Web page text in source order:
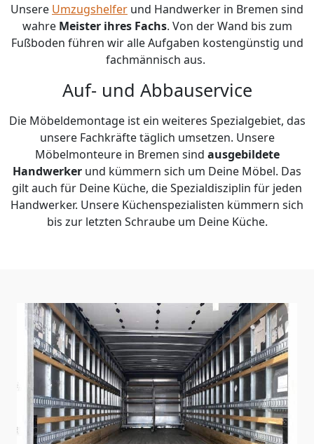
Unsere Umzugshelfer und Handwerker in Bremen sind
wahre Meister ihres Fachs. Von der Wand bis zum
Fußboden führen wir alle Aufgaben kostengünstig und
fachmännisch aus.
Auf- und Abbauservice
Die Möbeldemontage ist ein weiteres Spezialgebiet, das
unsere Fachkräfte täglich umsetzen. Unsere
Möbelmonteure in Bremen sind ausgebildete
Handwerker und kümmern sich um Deine Möbel. Das
gilt auch für Deine Küche, die Spezialdisziplin für jeden
Handwerker. Unsere Küchenspezialisten kümmern sich
bis zur letzten Schraube um Deine Küche.